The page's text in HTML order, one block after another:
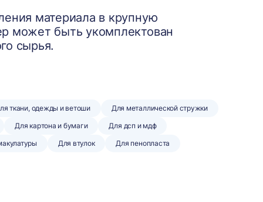
материала в крупную
может быть укомплектован
сырья.
ткани, одежды и ветоши
Для металлической стружки
Для картона и бумаги
Для дсп и мдф
Для втулок Для пенопласта